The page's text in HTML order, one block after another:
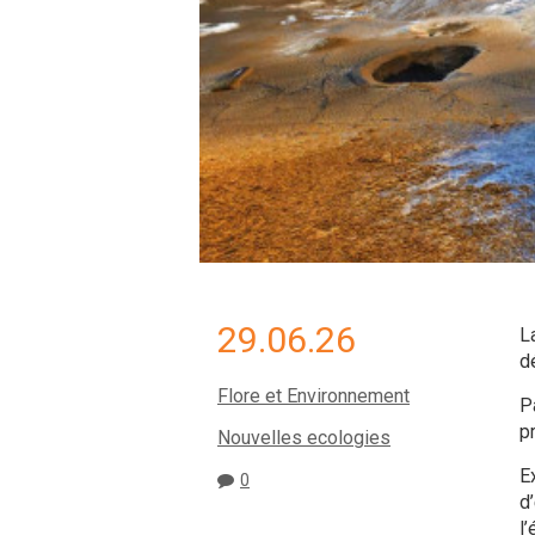
29.06.26
Flore et Environnement
Nouvelles ecologies
0